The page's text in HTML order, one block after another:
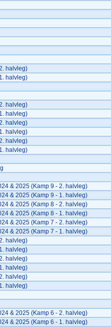
halvleg)
halvleg)
halvleg)
halvleg)
halvleg)
halvleg)
halvleg)
halvleg)
& 2025 (Kamp 9 - 2. halvleg)
& 2025 (Kamp 9 - 1. halvleg)
& 2025 (Kamp 8 - 2. halvleg)
& 2025 (Kamp 8 - 1. halvleg)
& 2025 (Kamp 7 - 2. halvleg)
& 2025 (Kamp 7 - 1. halvleg)
halvleg)
halvleg)
halvleg)
halvleg)
halvleg)
halvleg)
& 2025 (Kamp 6 - 2. halvleg)
& 2025 (Kamp 6 - 1. halvleg)